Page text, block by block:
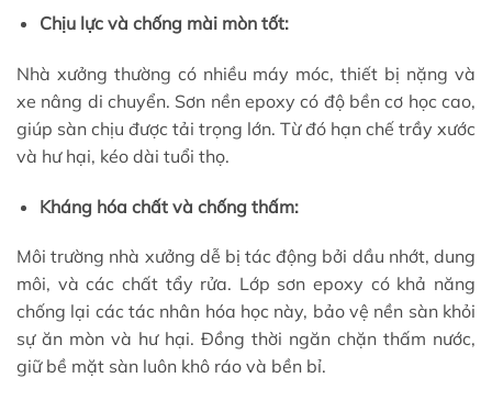
Chịu lực và chống mài mòn tốt:
Nhà xưởng thường có nhiều máy móc, thiết bị nặng và
xe nâng di chuyển. Sơn nền epoxy có độ bền cơ học cao,
giúp sàn chịu được tải trọng lớn. Từ đó hạn chế trầy xước
và hư hại, kéo dài tuổi thọ.
Kháng hóa chất và chống thấm:
Môi trường nhà xưởng dễ bị tác động bởi dầu nhớt, dung
môi, và các chất tẩy rửa. Lớp sơn epoxy có khả năng
chống lại các tác nhân hóa học này, bảo vệ nền sàn khỏi
sự ăn mòn và hư hại. Đồng thời ngăn chặn thấm nước,
giữ bề mặt sàn luôn khô ráo và bền bỉ.